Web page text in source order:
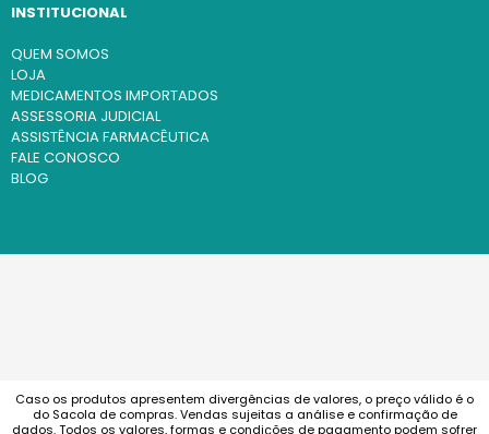
INSTITUCIONAL
QUEM SOMOS
LOJA
MEDICAMENTOS IMPORTADOS
ASSESSORIA JUDICIAL
ASSISTÊNCIA FARMACÊUTICA
FALE CONOSCO
BLOG
Caso os produtos apresentem divergências de valores, o preço válido é o
do Sacola de compras. Vendas sujeitas a análise e confirmação de
dados. Todos os valores, formas e condições de pagamento podem sofrer